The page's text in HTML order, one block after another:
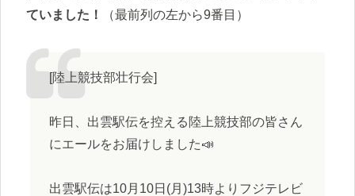
ていました！
（最前列の左から9番目）
[陸上競技部壮行会]
昨日、出雲駅伝を控える陸上競技部の皆さん
にエールをお届けしました📣
出雲駅伝は10月10日(月)13時よりフジテレビ